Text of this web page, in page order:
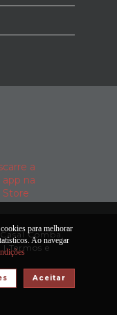
Comba.
|Termos e
para melhorar
Ao navegar
Aceitar